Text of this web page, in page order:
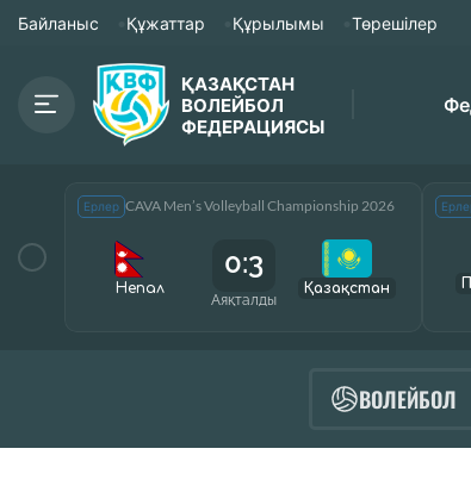
Байланыс Құжаттар Құрылымы Төрешілер
ҚАЗАҚСТАН
ВОЛЕЙБОЛ
ФЕДЕРАЦИЯСЫ
Ерлер CAVA Men’s Volleyball Championship 2026
Непал
0:3
Аяқталды
Қазақcтан
ВОЛЕЙБОЛ